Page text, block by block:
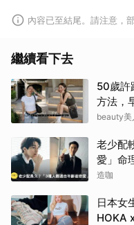
內容已至結尾。請注意，
繼續看下去
50歲許
方法，
滿滿
beauty美
老少配
愛」命
造咖
日本女
HOKA